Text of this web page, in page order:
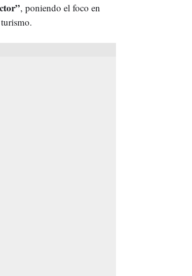
, poniendo el foco en